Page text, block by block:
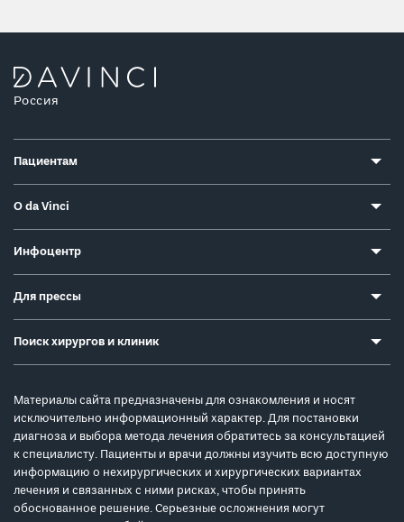
Россия
Пациентам
О da Vinci
Инфоцентр
Для прессы
Поиск хирургов и клиник
Материалы сайта предназначены для ознакомления и носят
исключительно информационный характер. Для постановки
диагноза и выбора метода лечения обратитесь за консультацией
к специалисту. Пациенты и врачи должны изучить всю доступную
информацию о нехирургических и хирургических вариантах
лечения и связанных с ними рисках, чтобы принять
обоснованное решение. Серьезные осложнения могут